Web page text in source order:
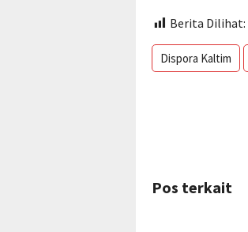
Berita Dilihat:
Dispora Kaltim
Pos terkait